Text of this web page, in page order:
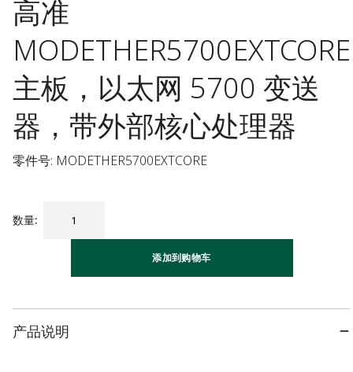
高准
MODETHER5700EXTCORE
主板，以太网 5700 变送
器，带外部核心处理器
零件号: MODETHER5700EXTCORE
数量:
添加到购物车
产品说明